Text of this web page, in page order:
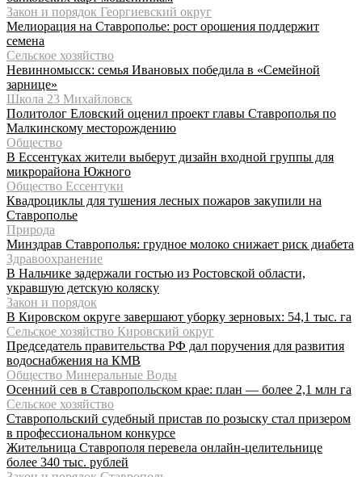
Закон и порядок Георгиевский округ
Мелиорация на Ставрополье: рост орошения поддержит
семена
Сельское хозяйство
Невинномысск: семья Ивановых победила в «Семейной
зарнице»
Школа 23 Михайловск
Политолог Еловский оценил проект главы Ставрополья по
Малкинскому месторождению
Общество
В Ессентуках жители выберут дизайн входной группы для
микрорайона Южного
Общество Ессентуки
Квадроциклы для тушения лесных пожаров закупили на
Ставрополье
Природа
Минздрав Ставрополья: грудное молоко снижает риск диабета
Здравоохранение
В Нальчике задержали гостью из Ростовской области,
укравшую детскую коляску
Закон и порядок
В Кировском округе завершают уборку зерновых: 54,1 тыс. га
Сельское хозяйство Кировский округ
Председатель правительства РФ дал поручения для развития
водоснабжения на КМВ
Общество Минеральные Воды
Осенний сев в Ставропольском крае: план — более 2,1 млн га
Сельское хозяйство
Ставропольский судебный пристав по розыску стал призером
в профессиональном конкурсе
Жительница Ставрополя перевела онлайн-целительнице
более 340 тыс. рублей